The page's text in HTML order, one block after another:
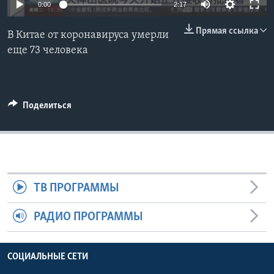
СОЦИАЛЬНЫЕ СЕТИ
Языки
0:00 2:17
Прямая ссылка
В Китае от коронавируса умерли
еще 73 человека
Поделиться
ТВ ПРОГРАММЫ
РАДИО ПРОГРАММЫ
СОЦИАЛЬНЫЕ СЕТИ